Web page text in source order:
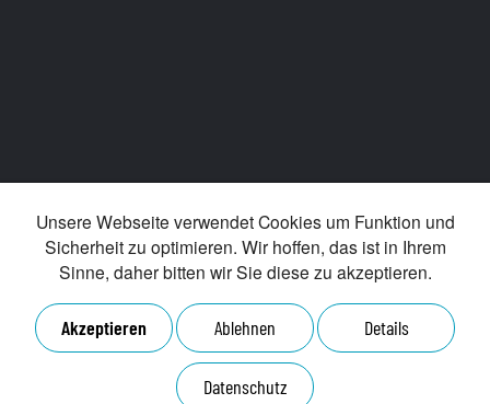
Unsere Webseite verwendet Cookies um Funktion und
Sicherheit zu optimieren. Wir hoffen, das ist in Ihrem
Sinne, daher bitten wir Sie diese zu akzeptieren.
Akzeptieren Ablehnen Details
Datenschutz